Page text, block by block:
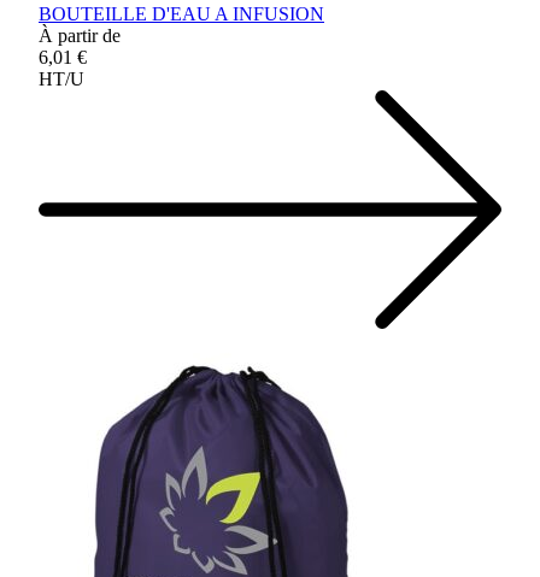
BOUTEILLE D'EAU A INFUSION
À partir de
6,01 €
HT/U